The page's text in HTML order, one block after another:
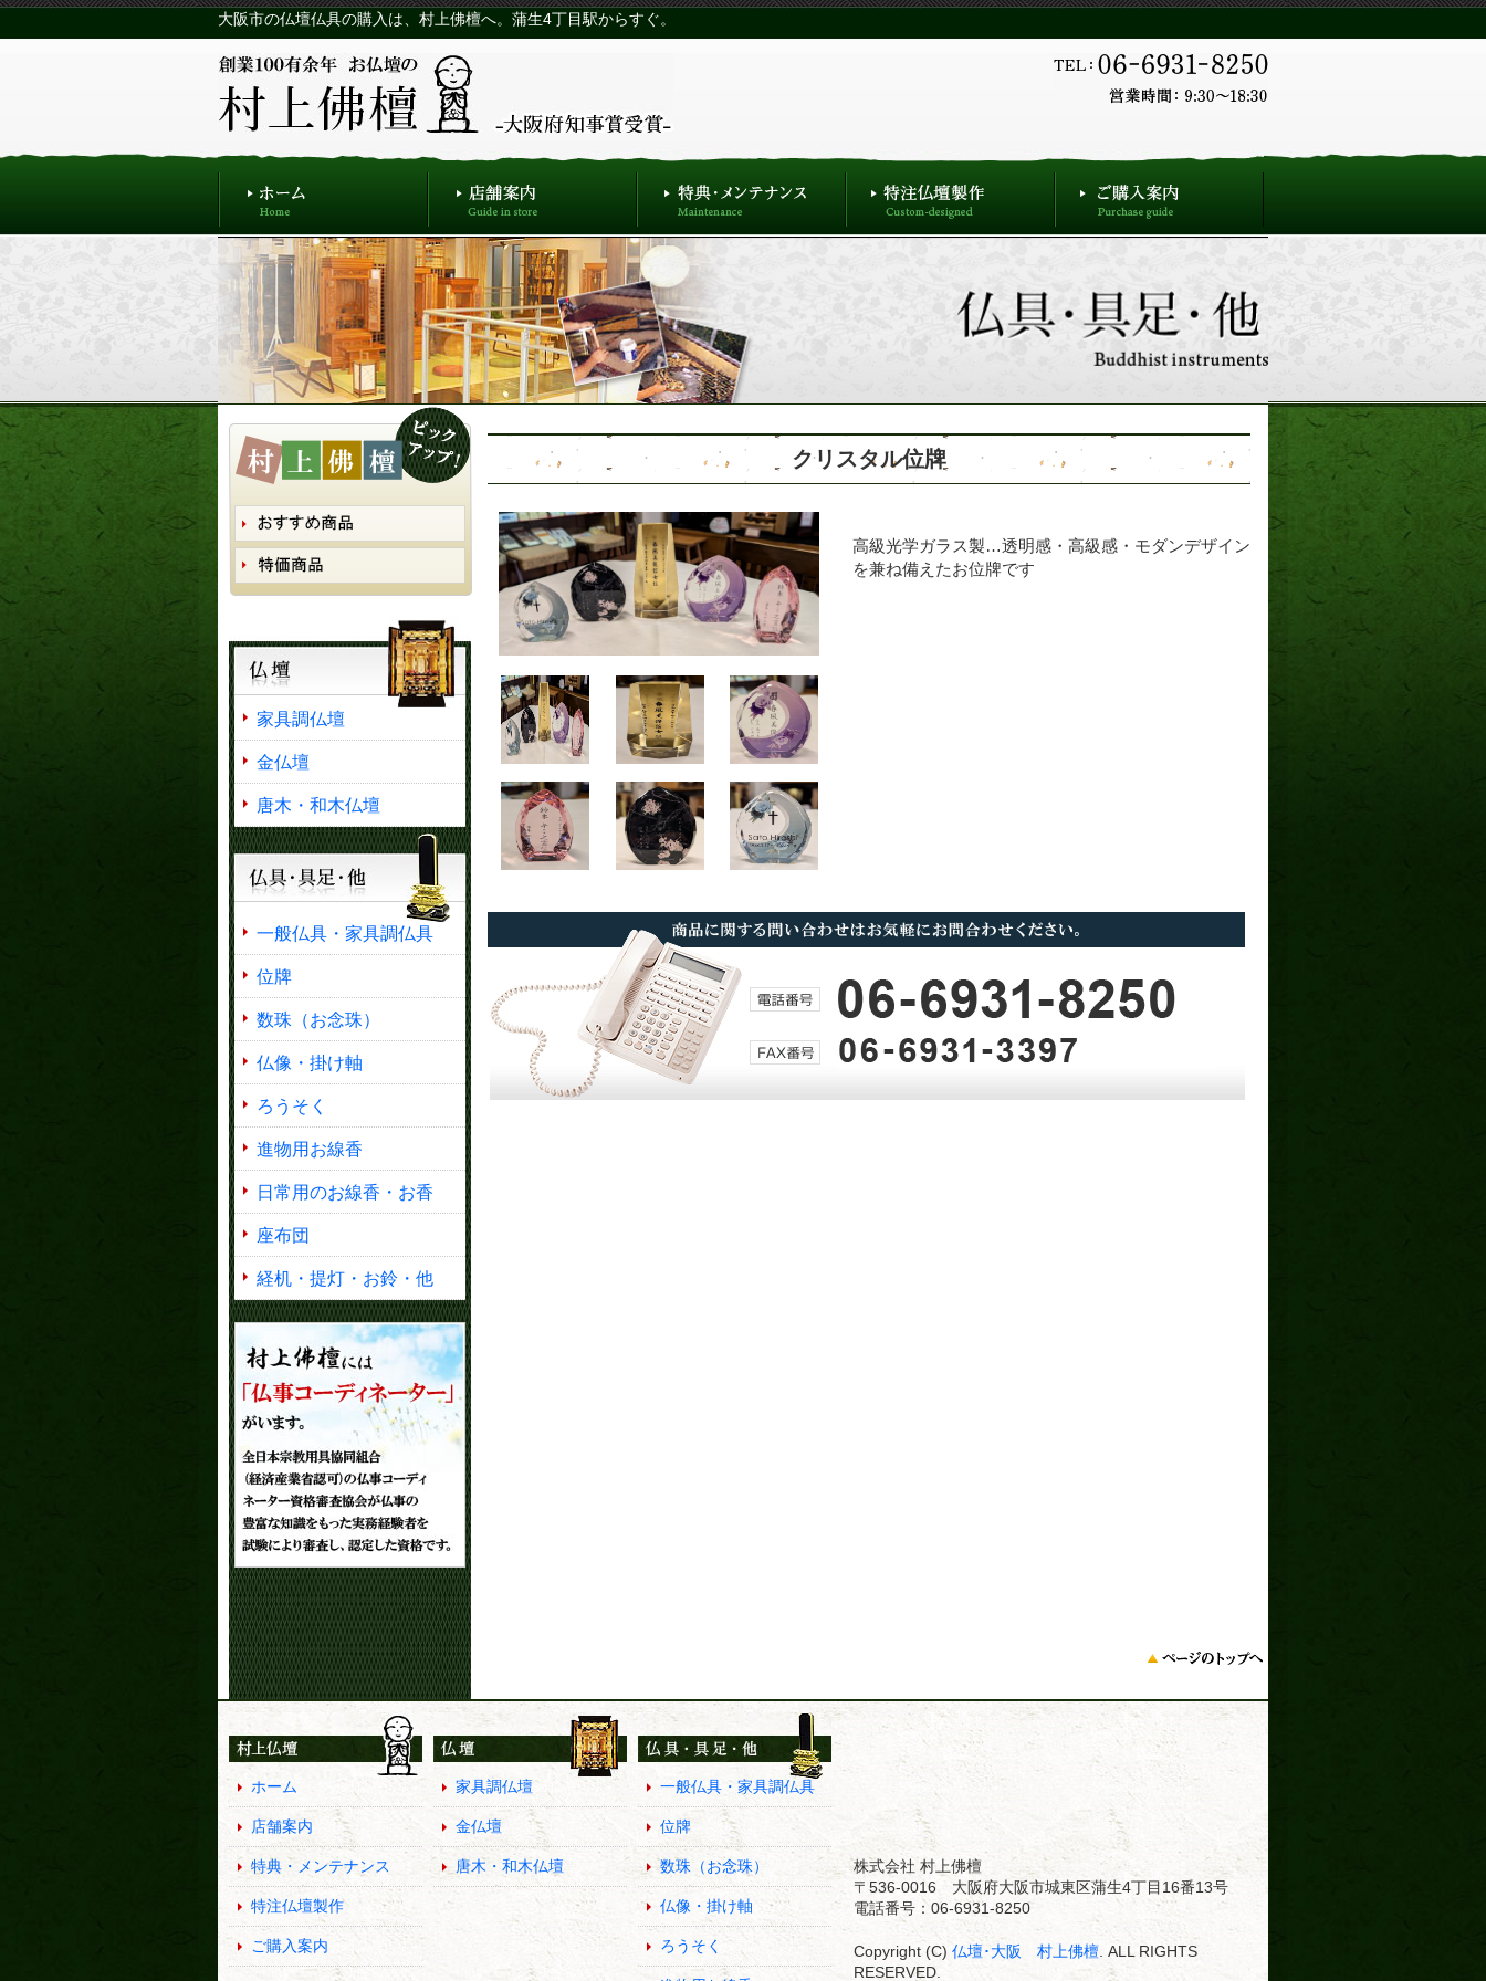
大阪市の仏壇仏具の購入は、村上佛檀へ。蒲生4丁目駅からすぐ。
家具調仏壇
金仏壇
唐木・和木仏壇
一般仏具・家具調仏具
位牌
数珠（お念珠）
仏像・掛け軸
ろうそく
進物用お線香
日常用のお線香・お香
座布団
経机・提灯・お鈴・他
クリスタル位牌
高級光学ガラス製…透明感・高級感・モダンデザイン
を兼ね備えたお位牌です
ホーム
店舗案内
特典・メンテナンス
特注仏壇製作
ご購入案内
家具調仏壇
金仏壇
唐木・和木仏壇
一般仏具・家具調仏具
位牌
数珠（お念珠）
仏像・掛け軸
ろうそく
株式会社 村上佛檀
〒536-0016 大阪府大阪市城東区蒲生4丁目16番13号
電話番号：06-6931-8250
Copyright (C) 仏壇･大阪 村上佛檀 . ALL RIGHTS
RESERVED.